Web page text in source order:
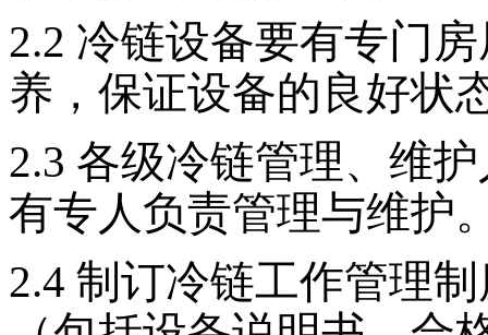
2.2 冷链设备要有专门
养，保证设备的良好状
2.3 各级冷链管理、维
有专人负责管理与维护
2.4 制订冷链工作管理